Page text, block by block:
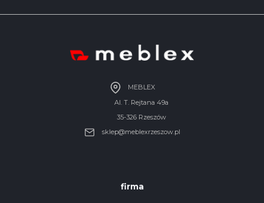
MEBLEX
Al. T. Rejtana 49a
35-326 Rzeszów
sklep@meblexrzeszow.pl
firma